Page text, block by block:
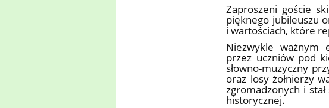
Zaproszeni goście
pięknego jubileuszu
i wartościach, które
Niezwykle ważnym
przez uczniów pod
słowno-muzyczny
oraz losy żołnierzy
zgromadzonych i
historycznej.